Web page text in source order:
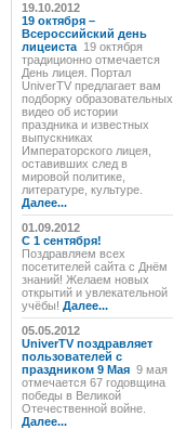
19.10.2012
19 октября –
Всероссийский день
лицеиста 19 октября
традиционно отмечается
День лицея. Портал
UniverTV предлагает вам
подборку образовательных
видео об истории
праздника и известных
выпускниках
Императорского лицея,
оставивших след в
мировой политике,
литературе, культуре.
Далее...
01.09.2012
C 1 сентября!
Поздравляем всех
посетителей сайта с Днём
знаний! Желаем новых
открытий и увлекательной
учёбы! Далее...
05.05.2012
UniverTV поздравляет
пользователей с
праздником 9 Мая 9 мая
отмечается 67 годовщина
победы в Великой
Отечественной войне.
Далее...